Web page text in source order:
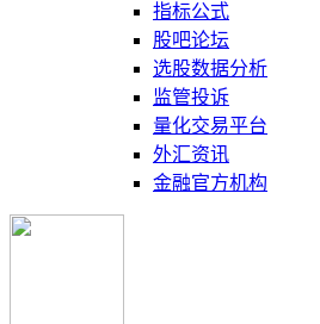
指标公式
股吧论坛
选股数据分析
监管投诉
量化交易平台
外汇资讯
金融官方机构